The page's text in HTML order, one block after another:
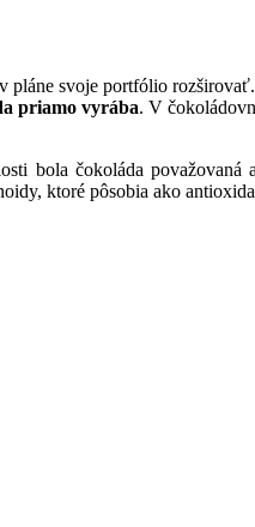
pláne svoje portfólio
priamo vyrába. V
bola čokoláda
ktoré pôsobia ako